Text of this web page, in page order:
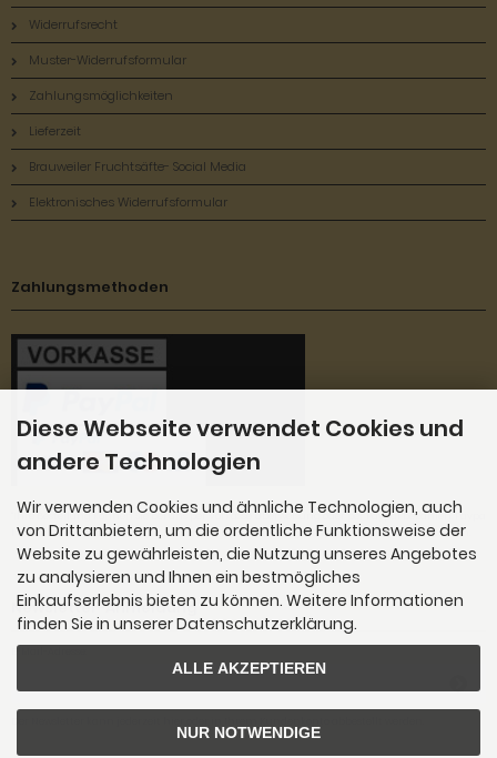
Widerrufsrecht
Muster-Widerrufsformular
Zahlungsmöglichkeiten
Lieferzeit
Brauweiler Fruchtsäfte- Social Media
Elektronisches Widerrufsformular
Zahlungsmethoden
''Ihre Bestellung können Sie bei uns per Vorkasse Überweisung oder per Paypal bezahlen. Paypa
l bietet Ihnen auch die Möglichkeit mit Kreditkarte, Google Pay und Apple Pay zu bezahlen.
Newsletter-Anmeldung
E-Mail-Adresse:
Diese Webseite verwendet Cookies und
andere Technologien
Wir verwenden Cookies und ähnliche Technologien, auch
von Drittanbietern, um die ordentliche Funktionsweise der
Website zu gewährleisten, die Nutzung unseres Angebotes
zu analysieren und Ihnen ein bestmögliches
Einkaufserlebnis bieten zu können. Weitere Informationen
finden Sie in unserer Datenschutzerklärung.
ALLE AKZEPTIEREN
NUR NOTWENDIGE